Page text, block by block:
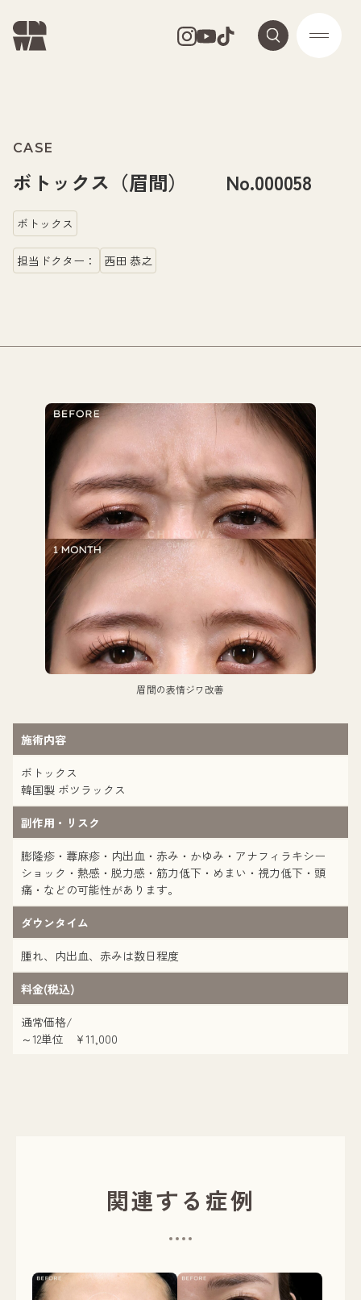
CASE
ボトックス（眉間） No.000058
ボトックス
担当ドクター： 西田 恭之
眉間の表情ジワ改善
施術内容
ボトックス
韓国製 ボツラックス
副作用・リスク
膨隆疹・蕁麻疹・内出血・赤み・かゆみ・アナフィラキシー
ショック・熱感・脱力感・筋力低下・めまい・視力低下・頭
痛・などの可能性があります。
ダウンタイム
腫れ、内出血、赤みは数日程度
料金(税込)
通常価格/
～12単位 ¥11,000
関連する症例